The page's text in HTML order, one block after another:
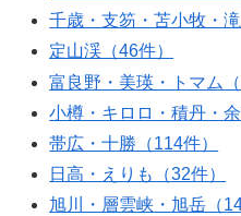
千歳・支笏・苫小牧・
定山渓（46件）
富良野・美瑛・トマム（
小樽・キロロ・積丹・余
帯広・十勝（114件）
日高・えりも（32件）
旭川・層雲峡・旭岳（